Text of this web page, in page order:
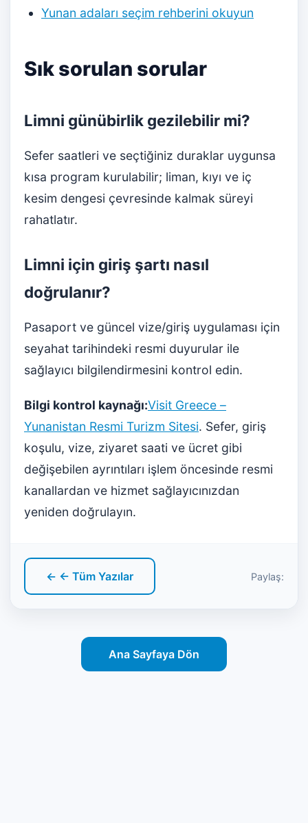
Yunan adaları seçim rehberini okuyun
Sık sorulan sorular
Limni günübirlik gezilebilir mi?
Sefer saatleri ve seçtiğiniz duraklar uygunsa
kısa program kurulabilir; liman, kıyı ve iç
kesim dengesi çevresinde kalmak süreyi
rahatlatır.
Limni için giriş şartı nasıl
doğrulanır?
Pasaport ve güncel vize/giriş uygulaması için
seyahat tarihindeki resmi duyurular ile
sağlayıcı bilgilendirmesini kontrol edin.
Bilgi kontrol kaynağı:Visit Greece –
Yunanistan Resmi Turizm Sitesi. Sefer, giriş
koşulu, vize, ziyaret saati ve ücret gibi
değişebilen ayrıntıları işlem öncesinde resmi
kanallardan ve hizmet sağlayıcınızdan
yeniden doğrulayın.
← ← Tüm Yazılar Paylaş:
Ana Sayfaya Dön